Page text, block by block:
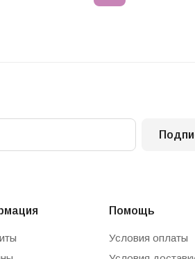
Помощь
Условия оплаты